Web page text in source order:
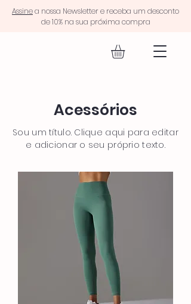
Assinea nossa Newsletter e receba um desconto
de 10% na sua próxima compra
Acessórios
Sou um título. Clique aqui para editar
e adicionar o seu próprio texto.